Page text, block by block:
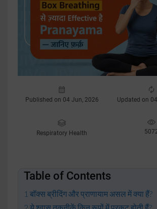
Published on 04 Jun, 2026 Updated on
Respiratory Health
Table of Contents
बॉक्स ब्रीदिंग और प्राणायाम असल में क्या हैं?